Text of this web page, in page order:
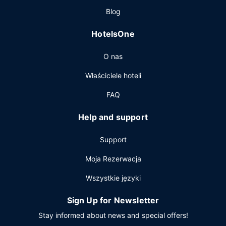
Blog
HotelsOne
O nas
Właściciele hoteli
FAQ
Help and support
Support
Moja Rezerwacja
Wszystkie języki
Sign Up for Newsletter
Stay informed about news and special offers!